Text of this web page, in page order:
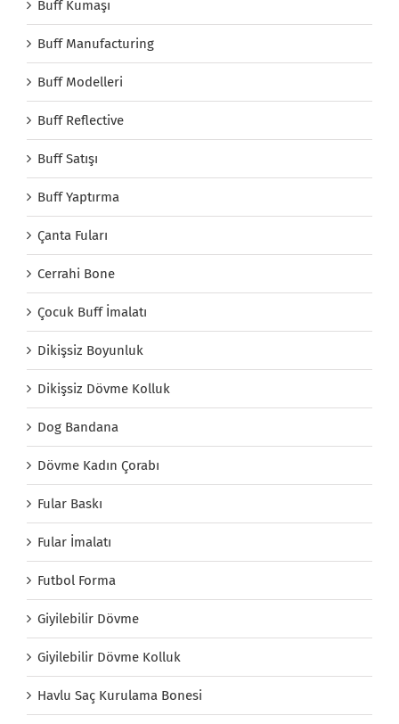
Buff Kumaşı
Buff Manufacturing
Buff Modelleri
Buff Reflective
Buff Satışı
Buff Yaptırma
Çanta Fuları
Cerrahi Bone
Çocuk Buff İmalatı
Dikişsiz Boyunluk
Dikişsiz Dövme Kolluk
Dog Bandana
Dövme Kadın Çorabı
Fular Baskı
Fular İmalatı
Futbol Forma
Giyilebilir Dövme
Giyilebilir Dövme Kolluk
Havlu Saç Kurulama Bonesi